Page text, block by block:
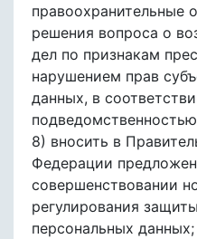
правоохранительные
решения вопроса о
дел по признакам
нарушением прав
данных, в
8) вносить в
Федерации
совершенствовании
регулирования
персональных данных;